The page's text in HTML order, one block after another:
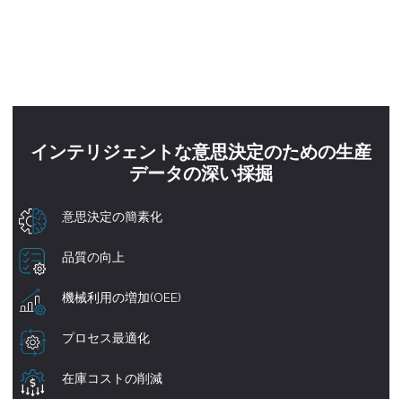
インテリジェントな意思決定のための生産
データの深い採掘
意思決定の簡素化
品質の向上
機械利用の増加(OEE)
プロセス最適化
在庫コストの削減